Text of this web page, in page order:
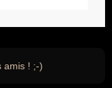
amis ! ;-)